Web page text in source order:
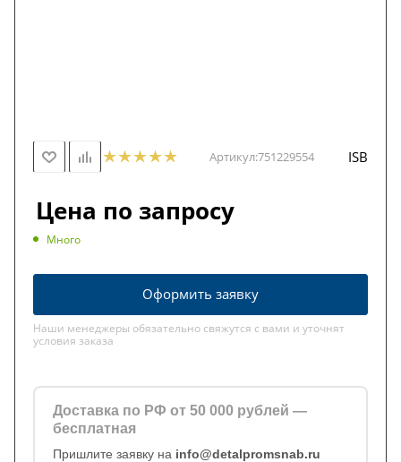
Артикул:751229554 ISB
Цена по запросу
Много
Оформить заявку
Наши менеджеры обязательно свяжутся с вами и уточнят
условия заказа
Доставка по РФ от 50 000 рублей —
бесплатная
Пришлите заявку на info@detalpromsnab.ru